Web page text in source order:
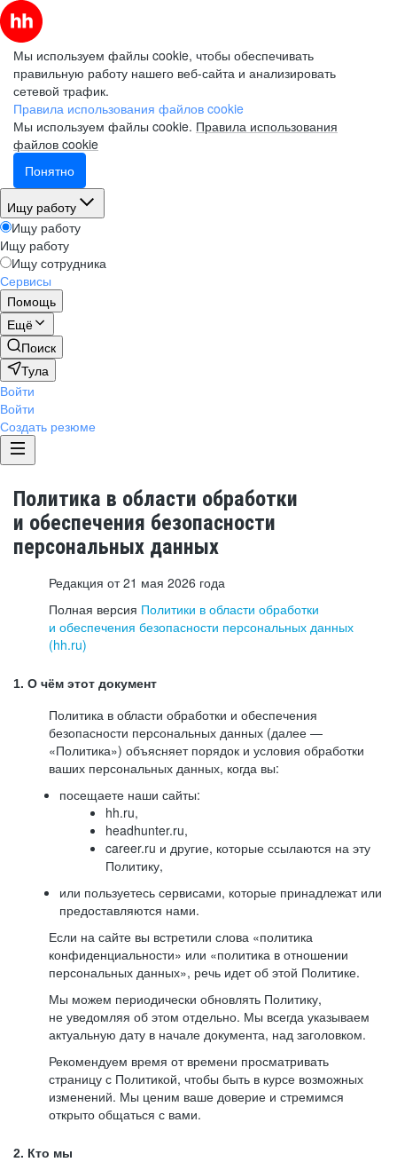
Мы используем файлы cookie, чтобы обеспечивать
правильную работу нашего веб-сайта и анализировать
сетевой трафик.
Правила использования файлов cookie
Мы используем файлы cookie. Правила использования
файлов cookie
Понятно
Ищу работу
Ищу работу
Ищу работу
Ищу сотрудника
Сервисы
Помощь
Ещё
Поиск
Тула
Войти
Войти
Создать резюме
Политика в области обработки
и обеспечения безопасности
персональных данных
Редакция от 21 мая 2026 года
Полная версия Политики в области обработки
и обеспечения безопасности персональных данных
(hh.ru)
1. О чём этот документ
Политика в области обработки и обеспечения
безопасности персональных данных (далее —
«Политика») объясняет порядок и условия обработки
ваших персональных данных, когда вы:
посещаете наши сайты:
hh.ru,
headhunter.ru,
career.ru и другие, которые ссылаются на эту
Политику,
или пользуетесь сервисами, которые принадлежат или
предоставляются нами.
Если на сайте вы встретили слова «политика
конфиденциальности» или «политика в отношении
персональных данных», речь идет об этой Политике.
Мы можем периодически обновлять Политику,
не уведомляя об этом отдельно. Мы всегда указываем
актуальную дату в начале документа, над заголовком.
Рекомендуем время от времени просматривать
страницу с Политикой, чтобы быть в курсе возможных
изменений. Мы ценим ваше доверие и стремимся
открыто общаться с вами.
2. Кто мы